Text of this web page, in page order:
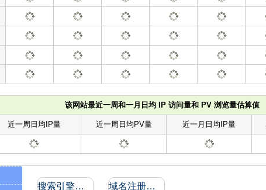
该网站最近一周和一月日均 IP 访问量和 PV 浏览量估算值
近一周日均IP量 近一周日均PV量 近一月日均IP量
搜索引擎收录和反向链接 域名注册信息